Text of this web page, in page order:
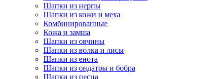
Шапки из нерпы
Шапки из кожи и меха
Комбинированные
Кожа и замша
Шапки из овчины
Шапки из волка и лисы
Шапки из енота
Шапки из ондатры и бобра
Шапки из песца